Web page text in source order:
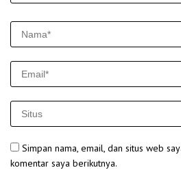
Simpan nama, email, dan situs web
komentar saya berikutnya.